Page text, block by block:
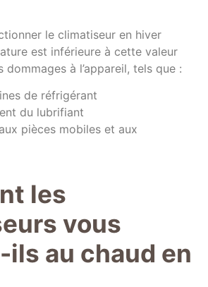
le climatiseur en hiver
est inférieure à cette valeur
dommages à l’appareil, tels que :
de réfrigérant
du lubrifiant
pièces mobiles et aux
les
vous
ils au chaud en